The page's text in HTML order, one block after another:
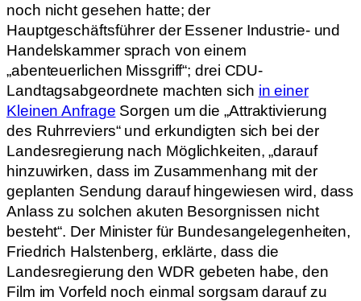
noch nicht gesehen hatte; der
Hauptgeschäftsführer der Essener Industrie- und
Handelskammer sprach von einem
„abenteuerlichen Missgriff“; drei CDU-
Landtagsabgeordnete machten sich in einer
Kleinen Anfrage Sorgen um die „Attraktivierung
des Ruhrreviers“ und erkundigten sich bei der
Landesregierung nach Möglichkeiten, „darauf
hinzuwirken, dass im Zusammenhang mit der
geplanten Sendung darauf hingewiesen wird, dass
Anlass zu solchen akuten Besorgnissen nicht
besteht“. Der Minister für Bundesangelegenheiten,
Friedrich Halstenberg, erklärte, dass die
Landesregierung den WDR gebeten habe, den
Film im Vorfeld noch einmal sorgsam darauf zu